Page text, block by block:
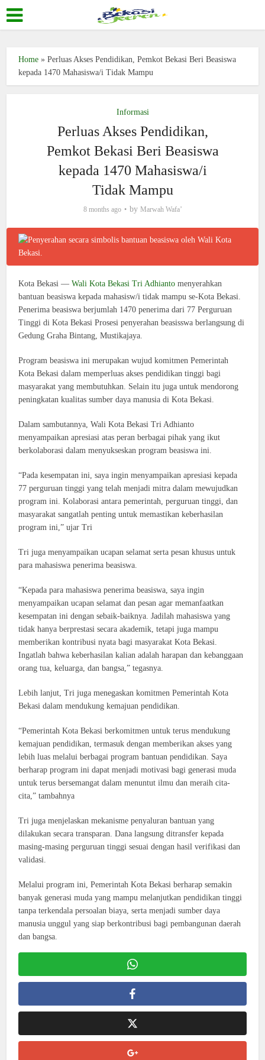
Home »Perluas Akses Pendidikan, Pemkot Bekasi Beri Beasiswa
kepada 1470 Mahasiswa/i Tidak Mampu
Informasi
Perluas Akses Pendidikan,
Pemkot Bekasi Beri Beasiswa
kepada 1470 Mahasiswa/i
Tidak Mampu
8 months ago by Marwah Wafa’
Kota Bekasi —Wali Kota Bekasi Tri Adhianto menyerahkan
bantuan beasiswa kepada mahasisw/i tidak mampu se-Kota Bekasi.
Penerima beasiswa berjumlah 1470 penerima dari 77 Perguruan
Tinggi di Kota Bekasi Prosesi penyerahan beasisswa berlangsung di
Gedung Graha Bintang, Mustikajaya.
Program beasiswa ini merupakan wujud komitmen Pemerintah
Kota Bekasi dalam memperluas akses pendidikan tinggi bagi
masyarakat yang membutuhkan. Selain itu juga untuk mendorong
peningkatan kualitas sumber daya manusia di Kota Bekasi.
Dalam sambutannya, Wali Kota Bekasi Tri Adhianto
menyampaikan apresiasi atas peran berbagai pihak yang ikut
berkolaborasi dalam menyukseskan program beasiswa ini.
“Pada kesempatan ini, saya ingin menyampaikan apresiasi kepada
77 perguruan tinggi yang telah menjadi mitra dalam mewujudkan
program ini. Kolaborasi antara pemerintah, perguruan tinggi, dan
masyarakat sangatlah penting untuk memastikan keberhasilan
program ini,” ujar Tri
Tri juga menyampaikan ucapan selamat serta pesan khusus untuk
para mahasiswa penerima beasiswa.
“Kepada para mahasiswa penerima beasiswa, saya ingin
menyampaikan ucapan selamat dan pesan agar memanfaatkan
kesempatan ini dengan sebaik-baiknya. Jadilah mahasiswa yang
tidak hanya berprestasi secara akademik, tetapi juga mampu
memberikan kontribusi nyata bagi masyarakat Kota Bekasi.
Ingatlah bahwa keberhasilan kalian adalah harapan dan kebanggaan
orang tua, keluarga, dan bangsa,” tegasnya.
Lebih lanjut, Tri juga menegaskan komitmen Pemerintah Kota
Bekasi dalam mendukung kemajuan pendidikan.
“Pemerintah Kota Bekasi berkomitmen untuk terus mendukung
kemajuan pendidikan, termasuk dengan memberikan akses yang
lebih luas melalui berbagai program bantuan pendidikan. Saya
berharap program ini dapat menjadi motivasi bagi generasi muda
untuk terus bersemangat dalam menuntut ilmu dan meraih cita-
cita,” tambahnya
Tri juga menjelaskan mekanisme penyaluran bantuan yang
dilakukan secara transparan. Dana langsung ditransfer kepada
masing-masing perguruan tinggi sesuai dengan hasil verifikasi dan
validasi.
Melalui program ini, Pemerintah Kota Bekasi berharap semakin
banyak generasi muda yang mampu melanjutkan pendidikan tinggi
tanpa terkendala persoalan biaya, serta menjadi sumber daya
manusia unggul yang siap berkontribusi bagi pembangunan daerah
dan bangsa.